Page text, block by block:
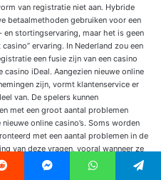
van registratie niet aan. Hybride
betaalmethoden gebruiken voor een
en stortingservaring, maar het is geen
ervaring. In Nederland zou een
een fusie zijn van een casino
casino iDeal. Aangezien nieuwe online
zijn, vormt klantenservice er
van. De spelers kunnen
met een groot aantal problemen
online casino’s. Soms worden
met een aantal problemen in de
van deze vragen, vooral wanneer ze
casino.
holenderskie-kasyna-online